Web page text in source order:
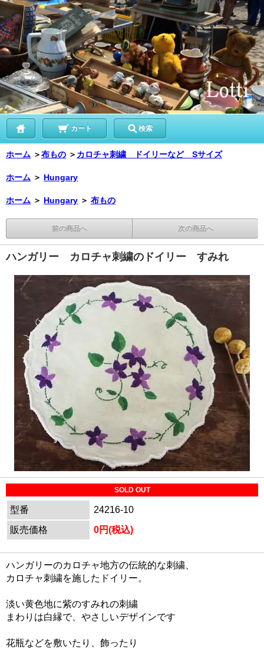
カート 検索
ホーム ＞布もの ＞ カロチャ刺繍 ドイリーなど Sサイズ
ホーム ＞ Hungary
ホーム ＞ Hungary ＞ 布もの
前の商品へ 次の商品へ
ハンガリー カロチャ刺繍のドイリー すみれ
SOLD OUT
型番
24216-10
販売価格
0円(税込)
ハンガリーのカロチャ地方の伝統的な刺繍、
カロチャ刺繍を施したドイリー。
淡い黄色地に紫のすみれの刺繍
まわりは白縁で、やさしいデザインです
花瓶などを敷いたり、飾ったり